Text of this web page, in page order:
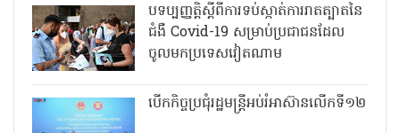
បទប្បញ្ញត្តិស្តីពីការទប់ស្កាត់ការរាតត្បាតនៃ
ជំងឺ Covid-19 សម្រាប់ប្រជាជនដែល
ចូលមកប្រទេសវៀតណាម
បើកកិច្ចប្រជុំរដ្ឋមន្ត្រីអប់រំអាស៊ានលើកទី១២